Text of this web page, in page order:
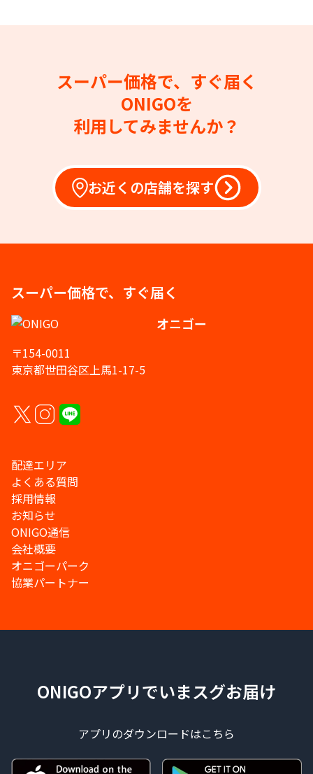
スーパー価格で、すぐ届く
ONIGOを
利用してみませんか？
お近くの店舗を探す
スーパー価格で、すぐ届く
オニゴー
〒154-0011
東京都世田谷区上馬1-17-5
配達エリア
よくある質問
採用情報
お知らせ
ONIGO通信
会社概要
オニゴーパーク
協業パートナー
ONIGOアプリでいまスグお届け
アプリのダウンロードはこちら